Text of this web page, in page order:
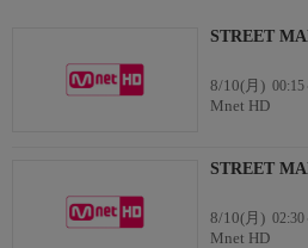
STREET
8/10(月)
Mnet HD
STREET
8/10(月)
Mnet HD